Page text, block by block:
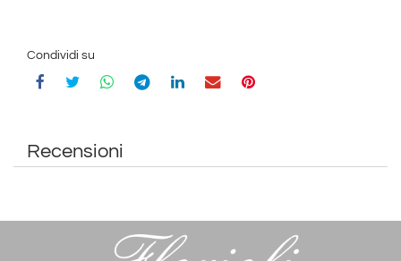
Condividi su
Recensioni